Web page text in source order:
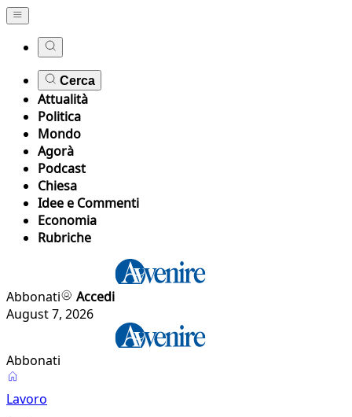
Cerca
Attualità
Politica
Mondo
Agorà
Podcast
Chiesa
Idee e Commenti
Economia
Rubriche
Abbonati
Accedi
August 7, 2026
Abbonati
Lavoro